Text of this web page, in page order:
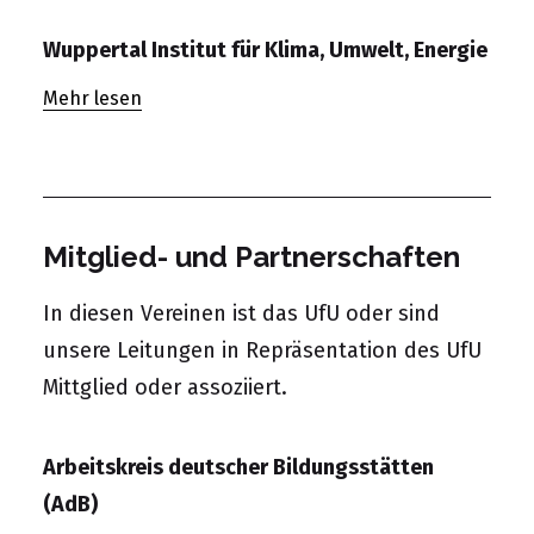
Wuppertal Institut für Klima, Umwelt, Energie
Mehr lesen
Mitglied- und Partnerschaften
In diesen Vereinen ist das UfU oder sind
unsere Leitungen in Repräsentation des UfU
Mittglied oder assoziiert.
Arbeitskreis deutscher Bildungsstätten
(AdB)